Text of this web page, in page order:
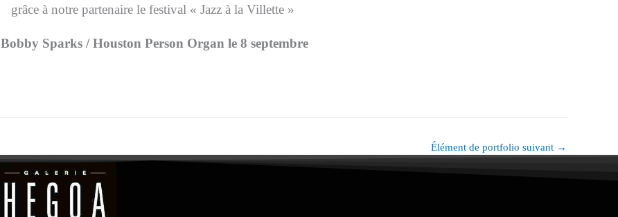
grâce à notre partenaire le festival « Jazz à la Villette »
Bobby Sparks / Houston Person Organ le 8 septembre
Élément de portfolio suivant →